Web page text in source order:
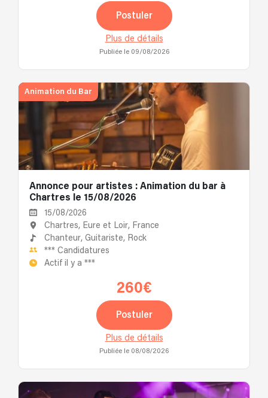
Postuler
Plus de détails
Publiée le 09/08/2026
Animation du Bar
Annonce pour artistes : Animation du bar à
Chartres le 15/08/2026
15/08/2026
Chartres, Eure et Loir, France
Chanteur, Guitariste, Rock
*** Candidatures
Actif il y a ***
260€
Postuler
Plus de détails
Publiée le 08/08/2026